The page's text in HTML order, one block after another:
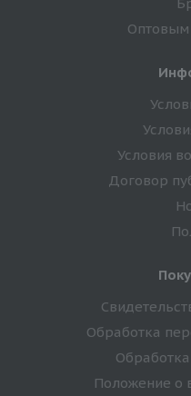
Оптовым
Условия
Договор
Обработка
Положение о